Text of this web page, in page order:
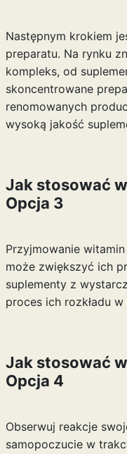
Następnym krokiem
preparatu. Na rynku
kompleks, od
skoncentrowane
renomowanych
wysoką jakość
Jak stosować
Opcja 3
Przyjmowanie
może zwiększyć ich
suplementy z
proces ich rozkładu
Jak stosować
Opcja 4
Obserwuj reakcje
samopoczucie w